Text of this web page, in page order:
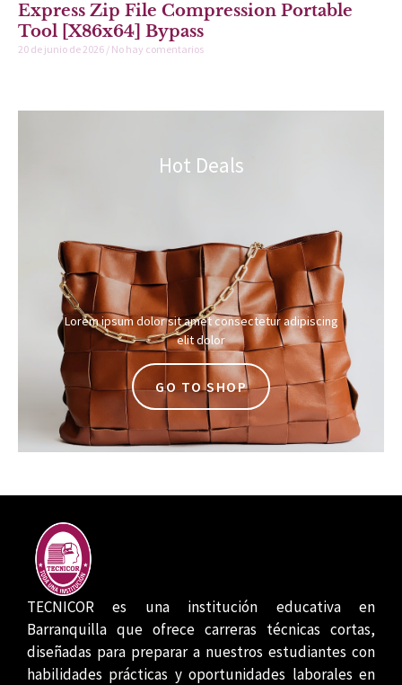
Express Zip File Compression Portable
Tool [x86x64] Bypass
20 de junio de 2026 No hay comentarios
Hot Deals
Lorem ipsum dolor sit amet consectetur adipiscing
elit dolor
GO TO SHOP
TECNICOR es una institución educativa en
Barranquilla que ofrece carreras técnicas cortas,
diseñadas para preparar a nuestros estudiantes con
habilidades prácticas y oportunidades laborales en